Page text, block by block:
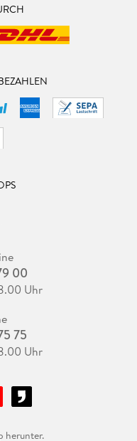
00
Uhr
75
Uhr
herunter.